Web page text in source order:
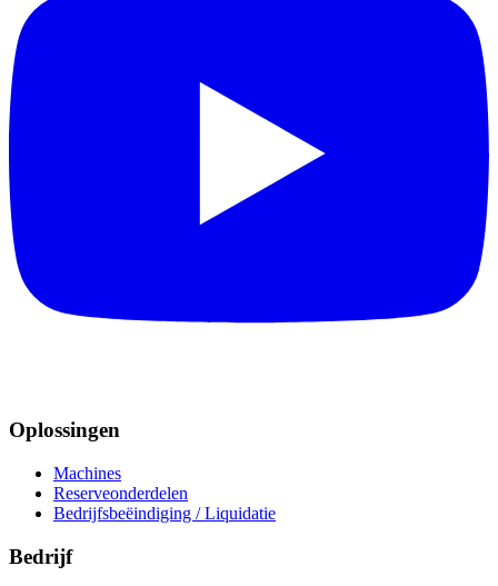
Oplossingen
Machines
Reserveonderdelen
Bedrijfsbeëindiging / Liquidatie
Bedrijf